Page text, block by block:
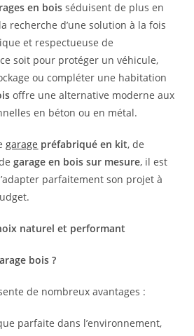
en bois séduisent de plus en
recherche d’une solution à la fois
et respectueuse de
soit pour protéger un véhicule,
ou compléter une habitation
offre une alternative moderne aux
en béton ou en métal.
garage préfabriqué en kit, de
garage en bois sur mesure, il est
parfaitement son projet à
naturel et performant
bois ?
de nombreux avantages :
parfaite dans l’environnement,